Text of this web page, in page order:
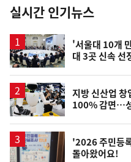
뉴
스
실시간 인기뉴스
'서울대 10개
대 3곳 신속 선
지방 신산업 창
100% 감면…
'2026 주민등
돌아왔어요!